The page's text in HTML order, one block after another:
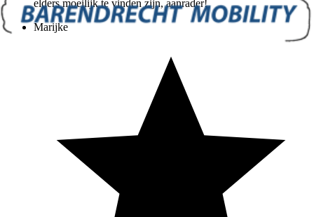
elders moeilijk te vinden zijn, aanrader!
Marijke